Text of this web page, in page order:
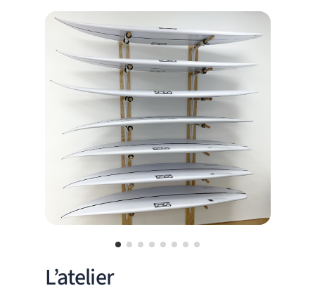
L’atelier